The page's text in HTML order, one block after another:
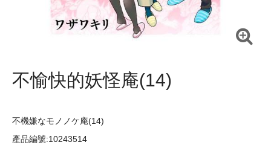
不愉快的妖怪庵(14)
不機嫌なモノノケ庵(14)
產品編號:10243514